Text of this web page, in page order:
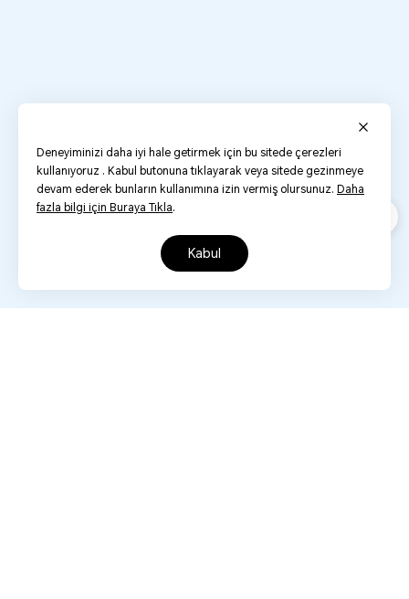
Deneyiminizi daha iyi hale getirmek için bu sitede çerezleri
kullanıyoruz . Kabul butonuna tıklayarak veya sitede gezinmeye
devam ederek bunların kullanımına izin vermiş olursunuz. Daha
fazla bilgi için Buraya Tıkla.
kabul